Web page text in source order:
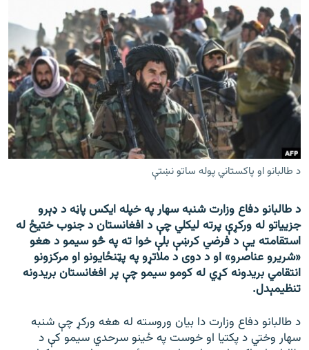
پاڼې
ته
مراجعه
ورزش
د کډوالۍ بحران
'کووېډ-۱۹'
اړیکه
دري پاڼه
Azadi English
راسره ملګري شئ
د ازادې اروپا/ ازادي راډيو ټولې پاڼې
د طالبانو او پاکستاني پوله ساتو نښتې
د طالبانو دفاع وزارت شنبه سهار په خپله ایکس پاڼه د ډېرو
جزییاتو له ورکړې پرته لیکلي چې د افغانستان د جنوب ختیځ له
استقامته یې د فرضي کرښې بلې خوا ته په څو سیمو د هغو
«شریرو عناصرو» او د دوی د ملاتړو په پټنځایونو او مرکزونو
انتقامي بریدونه کړي له کومو سیمو چې پر افغانستان بریدونه
تنظیمېدل.
د طالبانو دفاع وزارت دا بیان وروسته له هغه ورکړ چې شنبه
سهار وختي د پکتیا او خوست په ځینو سرحدي سیمو کې د